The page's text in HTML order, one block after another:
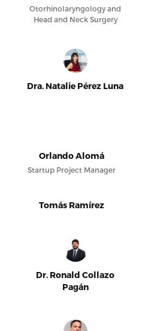
Otorhinolaryngology and
Head and Neck Surgery
Dra. Natalie Pérez Luna
Orlando Alomá
Startup Project Manager
Tomás Ramírez
Dr. Ronald Collazo
Pagán